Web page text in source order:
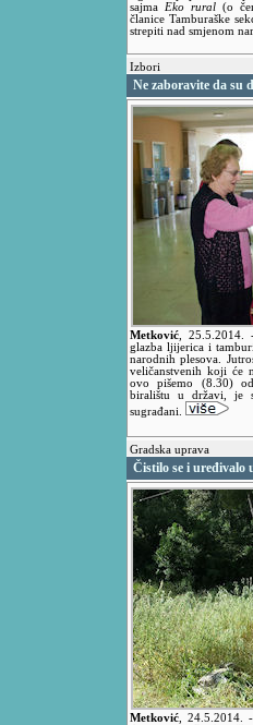
sajma Eko rural (o
članice Tamburaške
strepiti nad smjenom
Izbori
Ne zaboravite da su
Metković 25.5.2014.
glazba ljijerica i
narodnih plesova.
veličanstvenih koji će
ovo pišemo (8.30)
biralištu u državi, je
sugrađani.
Gradska uprava
Čistilo se i uređivalo
Metković 24.5.2014.